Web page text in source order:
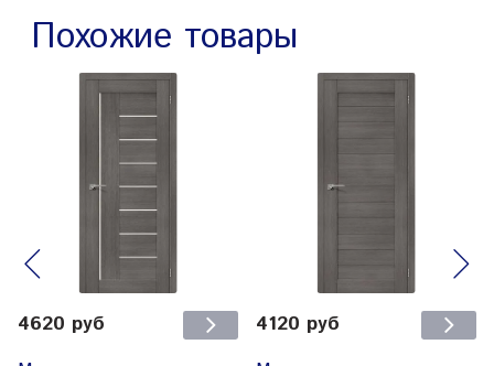
Похожие товары
4620 руб 4120 руб